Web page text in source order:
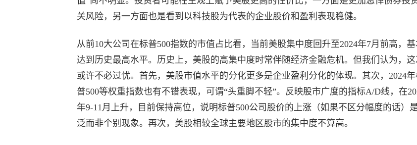
关风险，另一方面也是看到以科技股为代表的企业股价和盈利表现稳健。
从前10大公司在标普500指数的市值占比看，当前美股集中度回升至2024年7月前高，
达到历史最高水平。历史上，美股的高集中度时常伴随经济金融危机。但我们认为，这
或许不必过忧。首先，美股市值水平的分化更多是企业盈利分化的体现。其次，2024
普500等权重指数也有不错表现，可谓“头重脚不轻”。反映股市广度的指标A/D线，在
年9-11月上升，目前保持高位，说明标普500公司股价的上涨（如果不区分幅度的话）
泛而非个别现象。再次，美股相较全球主要地区股市的集中度不算高。